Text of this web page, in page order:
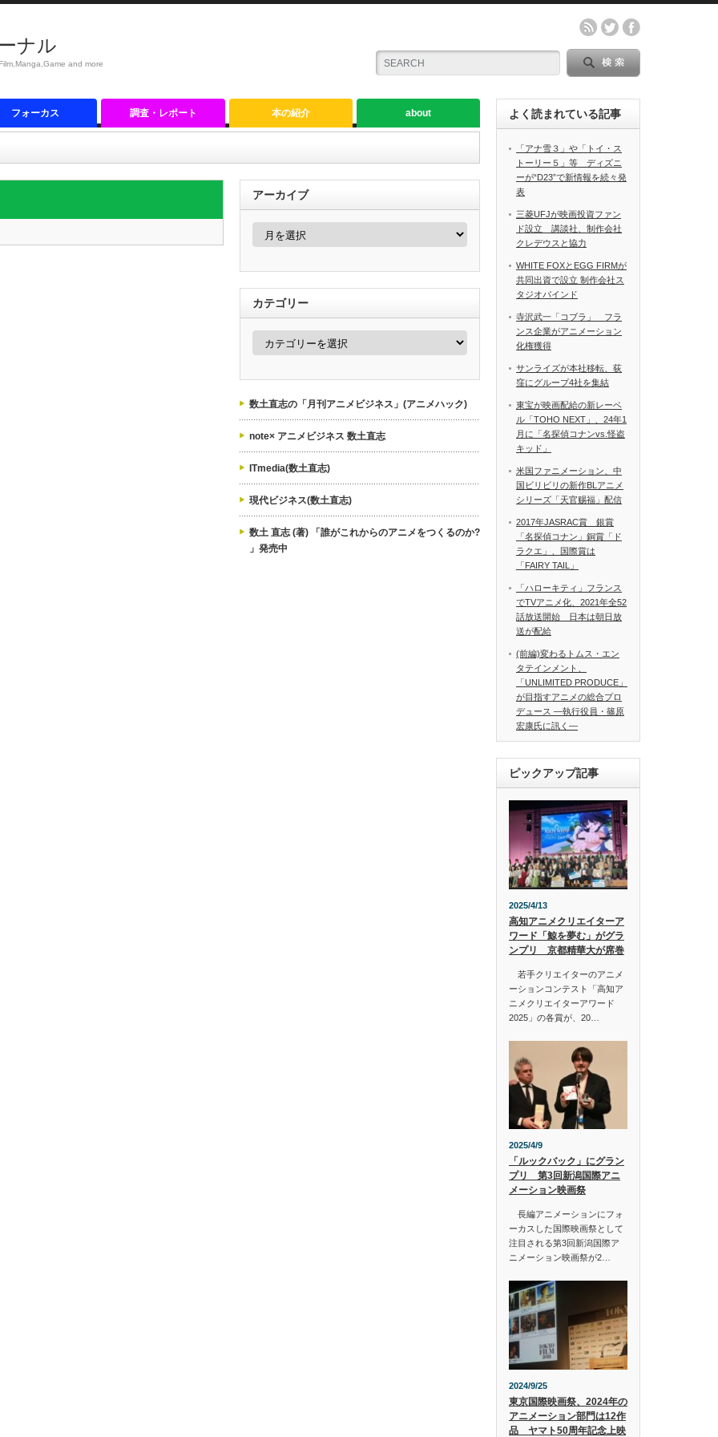
ナル
and more
フォーカス 調査・レポート 本の紹介 about
アーカイブ
ア
ブ
カテゴリー
カ
ー
数土直志の「月刊アニメビジネス」(アニメハック)
note× アニメビジネス 数土直志
ITmedia(数土直志)
現代ビジネス(数土直志)
数土 直志 (著) 「誰がこれからのアニメをつくるのか?
」発売中
よく読まれている記事
「アナ雪３」や「トイ・ス
トーリー５」等 ディズニ
ーが“D23”で新情報を続々発
表
三菱UFJが映画投資ファン
ド設立 講談社、制作会社
クレデウスと協力
WHITE FOXとEGG FIRMが
共同出資で設立 制作会社ス
タジオバインド
寺沢武一「コブラ」 フラ
ンス企業がアニメーション
化権獲得
サンライズが本社移転、荻
窪にグループ4社を集結
東宝が映画配給の新レーベ
ル「TOHO NEXT」、24年1
月に「名探偵コナンvs.怪盗
キッド」
米国ファニメーション、中
国ビリビリの新作BLアニメ
シリーズ「天官赐福」配信
2017年JASRAC賞 銀賞
「名探偵コナン」銅賞「ド
ラクエ」、国際賞は
「FAIRY TAIL」
「ハローキティ」フランス
でTVアニメ化、2021年全52
話放送開始 日本は朝日放
送が配給
(前編)変わるトムス・エン
タテインメント、
「UNLIMITED PRODUCE」
が目指すアニメの総合プロ
デュース ―執行役員・篠原
宏康氏に訊く―
ピックアップ記事
2025/4/13
高知アニメクリエイターア
ワード「鯨を夢む」がグラ
ンプリ 京都精華大が席巻
若手クリエイターのアニメ
ーションコンテスト「高知ア
ニメクリエイターアワード
2025」の各賞が、20…
2025/4/9
「ルックバック」にグラン
プリ 第3回新潟国際アニ
メーション映画祭
長編アニメーションにフォ
ーカスした国際映画祭として
注目される第3回新潟国際ア
ニメーション映画祭が2…
2024/9/25
東京国際映画祭、2024年の
アニメーション部門は12作
品 ヤマト50周年記念上映